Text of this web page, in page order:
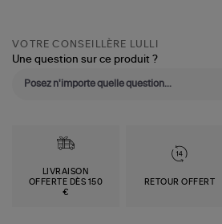
VOTRE CONSEILLÈRE LULLI
Une question sur ce produit ?
LIVRAISON
OFFERTE DÈS 150
€
RETOUR OFFERT